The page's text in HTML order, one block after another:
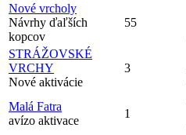
Nové vrcholy
Návrhy ďaľších
kopcov
55
STRÁŽOVSKÉ
VRCHY
Nové aktivácie
3
Malá Fatra
avízo aktivace
1